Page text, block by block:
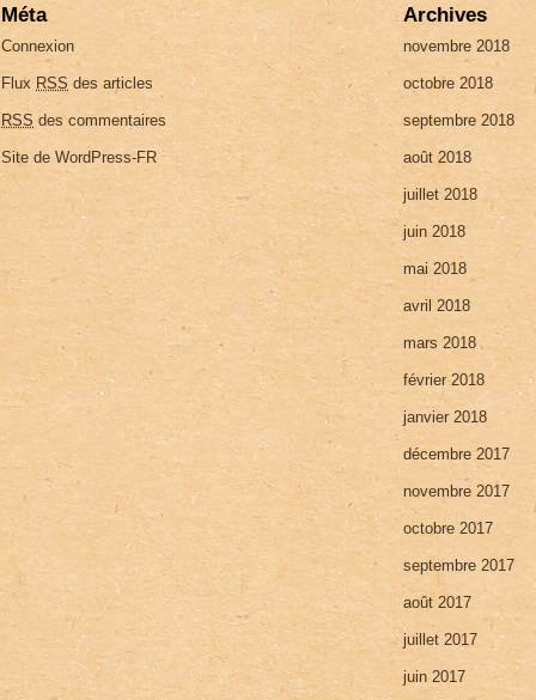
Méta
Connexion
Flux RSS des articles
RSS des commentaires
Site de WordPress-FR
Archives
novembre 2018
octobre 2018
septembre 2018
août 2018
juillet 2018
juin 2018
mai 2018
avril 2018
mars 2018
février 2018
janvier 2018
décembre 2017
novembre 2017
octobre 2017
septembre 2017
août 2017
juillet 2017
juin 2017